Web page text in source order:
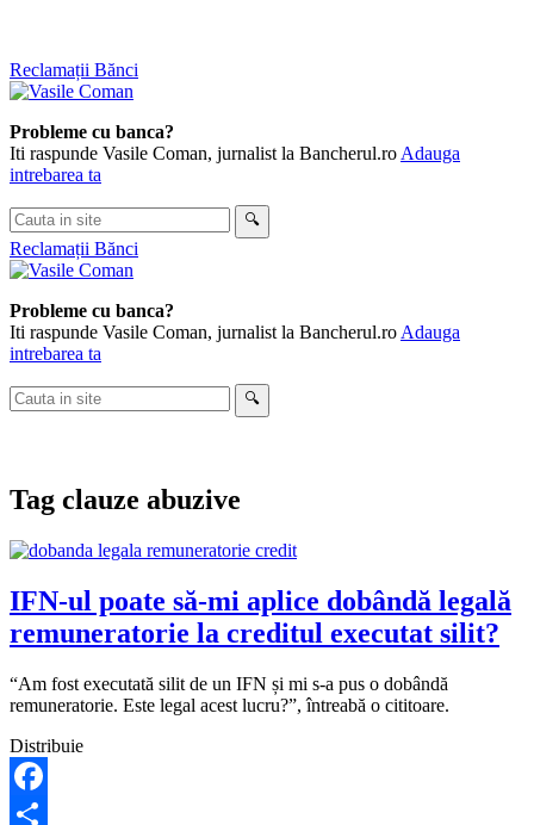
Skip
to
Reclamații Bănci
Probleme cu banca?
Iti raspunde Vasile Coman, jurnalist la Bancherul.ro Adauga
intrebarea ta
Cauta
in
site
🔍
Reclamații Bănci
Probleme cu banca?
Iti raspunde Vasile Coman, jurnalist la Bancherul.ro Adauga
intrebarea ta
Cauta
in
🔍
Tag clauze abuzive
IFN-ul poate să-mi aplice dobândă legală
remuneratorie la creditul executat silit?
“Am fost executată silit de un IFN și mi s-a pus o dobândă
remuneratorie. Este legal acest lucru?”, întreabă o cititoare.
Distribuie
Facebook